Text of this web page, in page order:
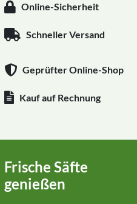
Online-Sicherheit
Schneller Versand
Geprüfter Online-Shop
Kauf auf Rechnung
Frische Säfte
genießen